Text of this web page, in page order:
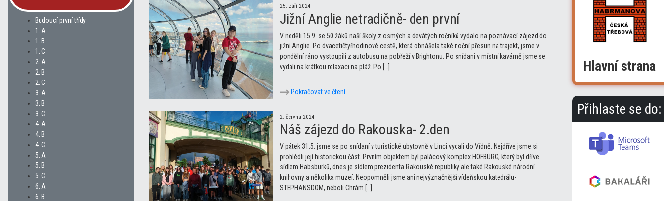
Hlavní strana
Přihlaste se do:
Budoucí první třídy
1. A
1. B
1. C
2. A
2. B
2. C
3. A
3. B
3. C
4. A
4. B
4. C
5. A
5. B
5. C
6. A
6. B
25. září 2024
Jižní Anglie netradičně- den první
V neděli 15.9. se 50 žáků naší školy z osmých a devátých ročníků vydalo na poznávací zájezd do
jižní Anglie. Po dvacetičtyřhodinové cestě, která obnášela také noční přesun na trajekt, jsme v
pondělní ráno vystoupili z autobusu na pobřeží v Brightonu. Po snídani v místní kavárně jsme se
vydali na krátkou relaxaci na pláž. Po […]
Pokračovat ve čtení
2. června 2024
Náš zájezd do Rakouska- 2.den
V pátek 31.5. jsme se po snídaní v turistické ubytovně v Linci vydali do Vídně. Nejdříve jsme si
prohlédli její historickou část. Prvním objektem byl palácový komplex HOFBURG, který byl dříve
sídlem Habsburků, dnes je sídlem prezidenta Rakouské republiky ale také Rakouské národní
knihovny a několika muzeí. Neopomněli jsme ani nejvýznačnější vídeňskou katedrálu-
STEPHANSDOM, neboli Chrám […]